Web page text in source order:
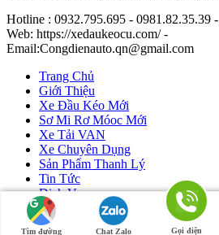
Hotline : 0932.795.695 - 0981.82.35.39 -
Web: https://xedaukeocu.com/ -
Email:Congdienauto.qn@gmail.com
Tìm đường Chat Zalo Gọi điện
Trang Chủ
Giới Thiệu
Xe Đầu Kéo Mới
Sơ Mi Rơ Móoc Mới
Xe Tải VAN
Xe Chuyên Dụng
Sản Phẩm Thanh Lý
Tin Tức
Dịch Vụ
Liên Hệ